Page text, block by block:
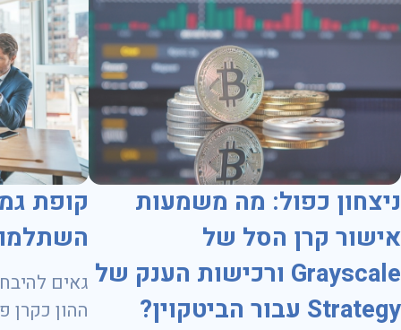
ניצחון כפול: מה משמעות
אישור קרן הסל של
Grayscale ורכישות הענק של
Strategy עבור הביטקוין?
קופת
גאים